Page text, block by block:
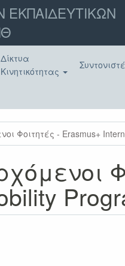
Δίκτυα
Κινητικότητας
Φοιτητές - Erasmus+